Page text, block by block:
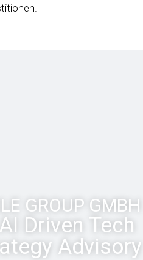
GROUP GMBH
Driven Tech
Advisory